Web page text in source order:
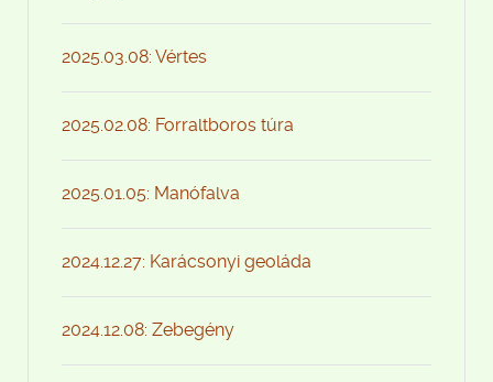
2025.03.08: Vértes
2025.02.08: Forraltboros túra
2025.01.05: Manófalva
2024.12.27: Karácsonyi geoláda
2024.12.08: Zebegény